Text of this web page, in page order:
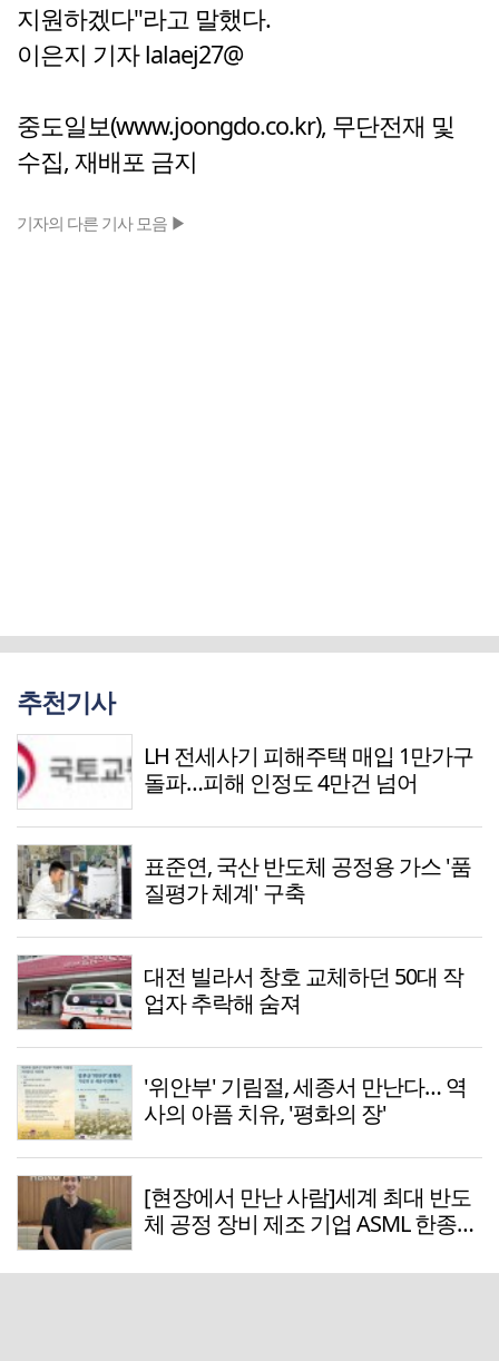
지원하겠다"라고 말했다.
이은지 기자 lalaej27@
중도일보(www.joongdo.co.kr), 무단전재 및
수집, 재배포 금지
기자의 다른 기사 모음 ▶
추천기사
LH 전세사기 피해주택 매입 1만가구
돌파…피해 인정도 4만건 넘어
표준연, 국산 반도체 공정용 가스 '품
질평가 체계' 구축
대전 빌라서 창호 교체하던 50대 작
업자 추락해 숨져
'위안부' 기림절, 세종서 만난다… 역
사의 아픔 치유, '평화의 장'
[현장에서 만난 사람]세계 최대 반도
체 공정 장비 제조 기업 ASML 한종호